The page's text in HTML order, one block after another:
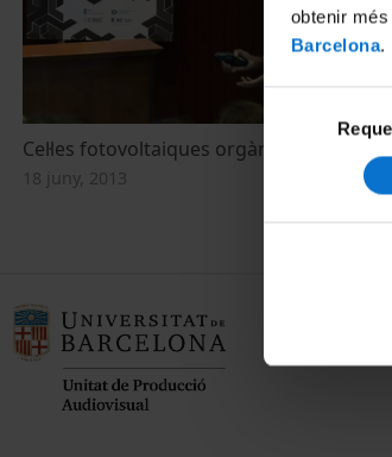
obtenir
Barcelona.
de
consentiment
Cel·les fotovoltaiques orgàniques
18 juny, 2013